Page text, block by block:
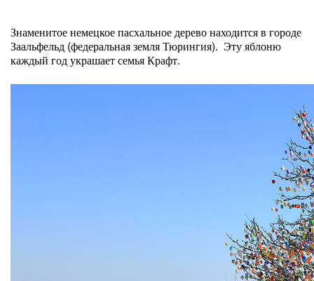
Знаменитое немецкое пасхальное дерево находится в городе
Заальфельд (федеральная земля Тюрингия). Эту яблоню
каждый год украшает семья Крафт.